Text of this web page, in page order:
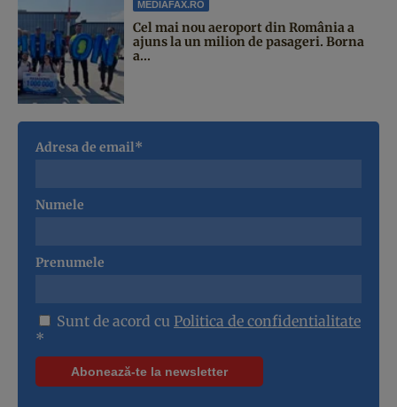
MEDIAFAX.RO
Cel mai nou aeroport din România a
ajuns la un milion de pasageri. Borna
a...
Adresa de email*
Numele
Prenumele
Sunt de acord cu Politica de confidentialitate
*